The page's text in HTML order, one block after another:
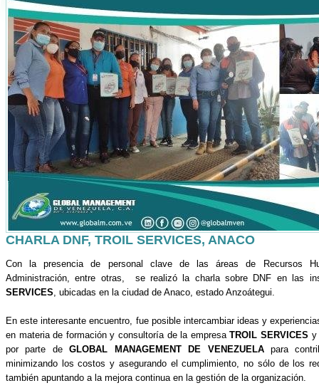
CHARLA DNF, TROIL SERVICES, ANACO
Con la presencia de personal clave de las áreas de Recursos
Administración, entre otras, se realizó la charla sobre DNF en las
SERVICES , ubicadas en la ciudad de Anaco, estado Anzoátegui.
En este interesante encuentro, fue posible intercambiar ideas y
en materia de formación y consultoría de la empresaTROIL SERVICES y
por parte deGLOBAL MANAGEMENT DE VENEZUELApara
minimizando los costos y asegurando el cumplimiento, no sólo de los
también apuntando a la mejora continua en la gestión de la organización.